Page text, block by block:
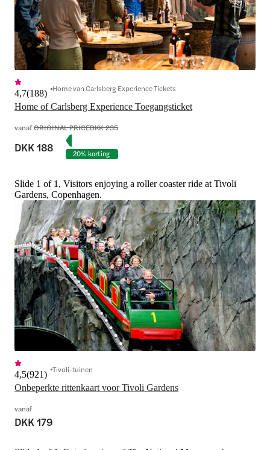
Home of Carlsberg Experience Toegangsticket
4,7(188) Home van Carlsberg Experience Tickets
vanafORIGINAL PRICEDKK 235
DKK 188 20% korting
Slide 1 of 1, Visitors enjoying a roller coaster ride at Tivoli
Gardens, Copenhagen.
Onbeperkte rittenkaart voor Tivoli Gardens
4,5(921) Tivoli-tuinen
vanaf
DKK 179